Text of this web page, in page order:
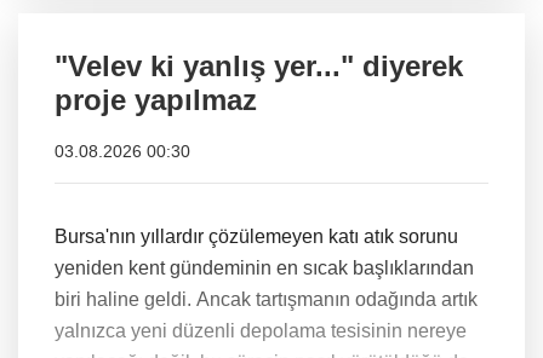
"Velev ki yanlış yer..." diyerek
proje yapılmaz
03.08.2026 00:30
Bursa'nın yıllardır çözülemeyen katı atık sorunu
yeniden kent gündeminin en sıcak başlıklarından
biri haline geldi. Ancak tartışmanın odağında artık
yalnızca yeni düzenli depolama tesisinin nereye